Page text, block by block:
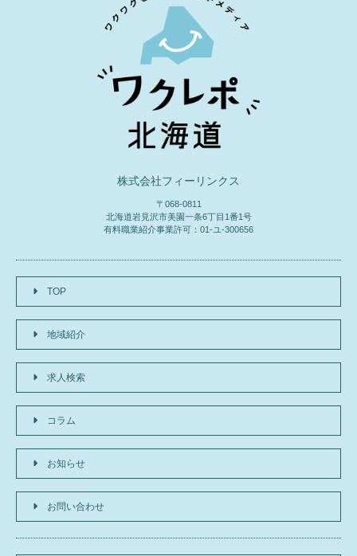
株式会社フィーリンクス
〒068-0811
北海道岩見沢市美園一条6丁目1番1号
有料職業紹介事業許可：01-ユ-300656
TOP
地域紹介
求人検索
コラム
お知らせ
お問い合わせ